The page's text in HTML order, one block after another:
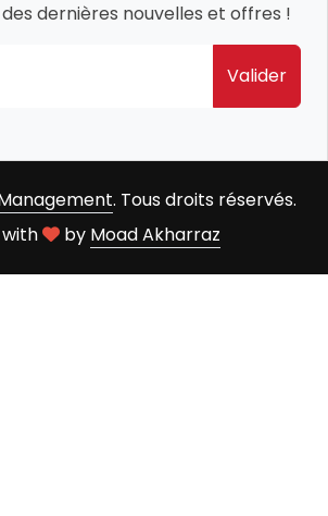
dernières nouvelles et offres !
Valider
. Tous droits réservés.
by Moad Akharraz